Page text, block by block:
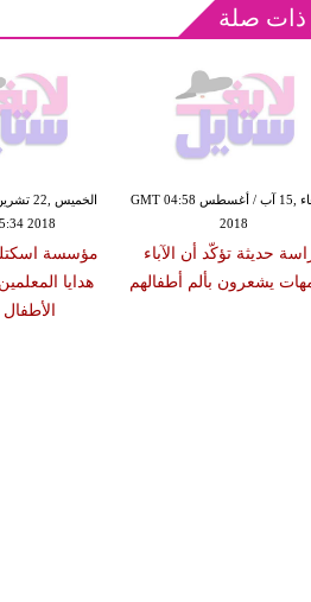
ذات صلة
الخميس
2018
مؤسسة
هدايا
الأطفال
الأربعاء ,15 آب / أغسطس GMT 04:58
2018
حديثة تؤكّد أن الآباء
يشعرون بألم أطفالهم